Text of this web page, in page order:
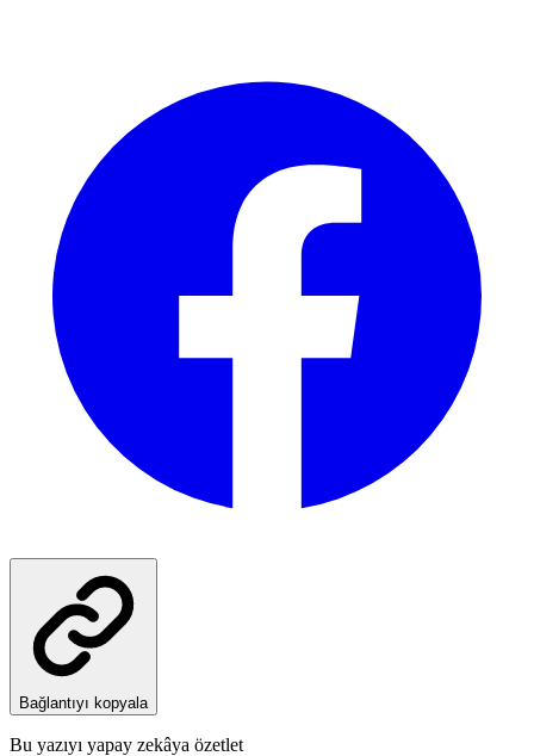
Bağlantıyı kopyala
Bu yazıyı yapay zekâya özetlet